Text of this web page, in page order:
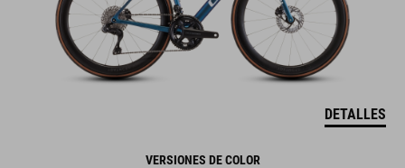
DETALLES
VERSIONES DE COLOR